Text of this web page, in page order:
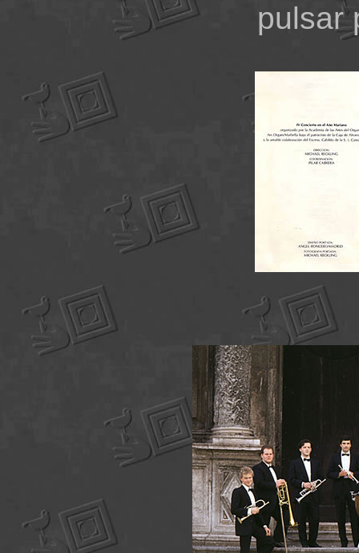
pulsar